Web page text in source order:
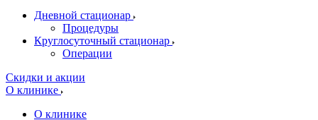
Дневной стационар
Процедуры
Круглосуточный стационар
Операции
Скидки и акции
О клинике
О клинике